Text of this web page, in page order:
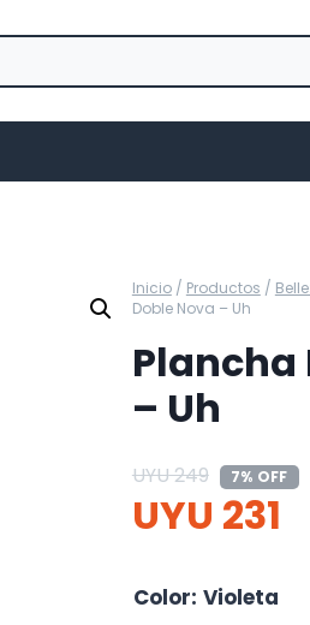
Inicio / Productos /
Doble Nova – Uh
Plancha
– Uh
UYU249 7% OFF
UYU 231
Color: Violeta